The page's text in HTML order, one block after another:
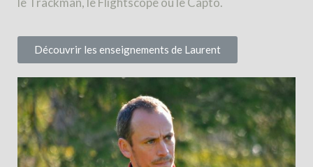
Découvrir les enseignements de Laurent